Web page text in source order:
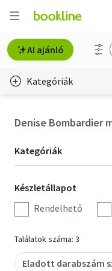
AI ajánló
Kategóriák
Hobbi, szabadidő
Irodalom
Művészet
Szakkönyv
Denise Bombardier
Kategória
szűrés
Kategóriák
Készletállapot
szűrés
Készletállapot
Rendelhető
Találatok száma: 3
Eladott darabszám